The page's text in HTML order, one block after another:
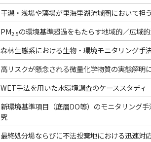
干潟・浅場や藻場が里海里湖流域圏において担
PM2.5の環境基準超過をもたらす地域的／広域
森林生態系における生物・環境モニタリング手
高リスクが懸念される微量化学物質の実態解明
WET手法を用いた水環境調査のケーススタディ
新環境基準項目（底層DO等）のモニタリング
究
最終処分場ならびに不法投棄地における迅速対